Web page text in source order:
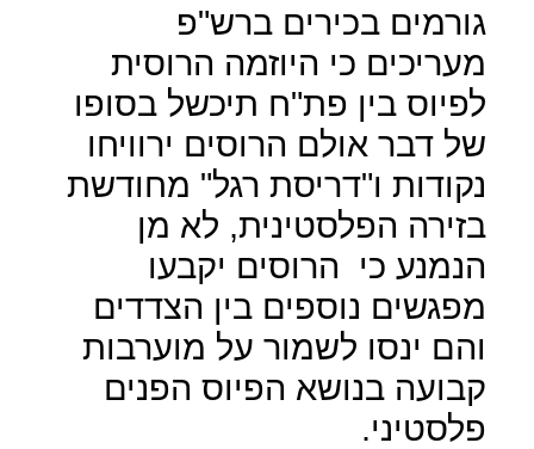
גורמים בכירים ברש"פ
מעריכים כי היוזמה הרוסית
לפיוס בין פת"ח תיכשל בסופו
של דבר אולם הרוסים ירוויחו
נקודות ו"דריסת רגל" מחודשת
בזירה הפלסטינית, לא מן
הנמנע כי
הרוסים יקבעו
מפגשים נוספים בין הצדדים
והם ינסו לשמור על מוערבות
קבועה בנושא הפיוס הפנים
פלסטיני.